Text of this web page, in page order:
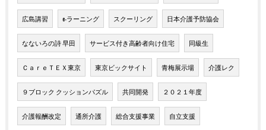
広島講習 e-ラーニング スクーリング 日本介護予防協会
なないろの詩 早田 サービス付き高齢者向け住宅 同級生
ＣａｒｅＴＥＸ東京 東京ビックサイト 青梅展示場 介護レク
９ブロック クッションパズル 共同開発 ２０２１年度
介護報酬改定 通所介護 総合支援事業 自立支援